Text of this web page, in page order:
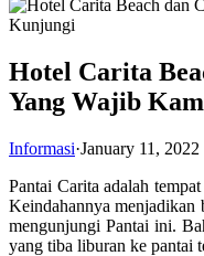
Hotel Carita
Yang Wajib
Informasi·January 11, 2022
Pantai Carita adalah
Keindahannya menjadikan
mengunjungi Pantai ini.
yang tiba liburan ke pantai